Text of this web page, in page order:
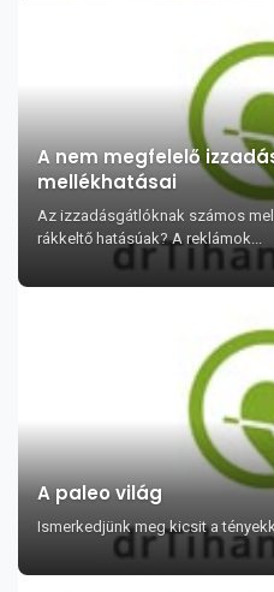
A nem megfelelő
mellékhatásai
Az izzadásgátlóknak számos
rákkeltő hatásúak? A reklámok...
A paleo világ
Ismerkedjünk meg kicsit a